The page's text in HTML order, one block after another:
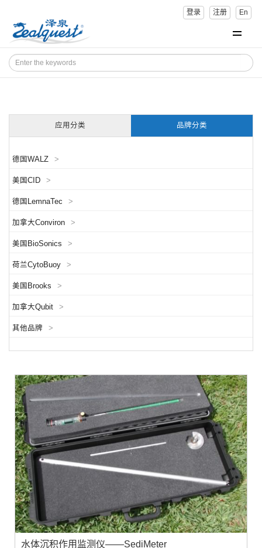
登录 注册 En
应用分类 品牌分类
德国WALZ >
美国CID >
德国LemnaTec >
加拿大Conviron >
美国BioSonics >
荷兰CytoBuoy >
美国Brooks >
加拿大Qubit >
其他品牌 >
水体沉积作用监测仪——SediMeter